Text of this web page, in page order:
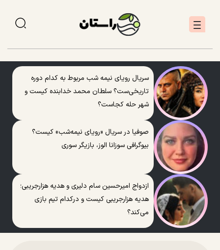
سریال رویای نیمه شب مربوط به کدام دوره
تاریخی‌ست؟ سلطان محمد خدابنده کیست و
شهر حله کجاست؟
صوفیا در سریال «رویای نیمه‌شب» کیست؟
بیوگرافی سوزانا الوز، بازیگر سوری
ازدواج امیرحسین سام دلیری و هدیه هزارجریبی؛
هدیه هزارجریبی کیست و درکدام تیم بازی
می‌کند؟